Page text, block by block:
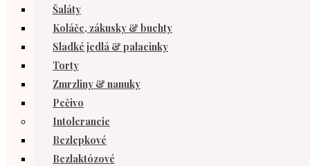
Šaláty
Koláče, zákusky & buchty
Sladké jedlá & palacinky
Torty
Zmrzliny & nanuky
Pečivo
Intolerancie
Bezlepkové
Bezlaktózové